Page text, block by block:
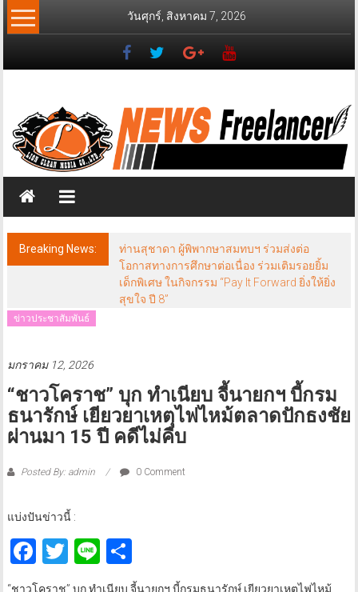
Skip
to
วันศุกร์, สิงหาคม 7, 2026
News
Freelancer
วส์
ฟรี
แลน
เซอร์
Breaking News:
ท่านสุชาดา ผู้พิพากษาสมทบฯ ร่วมส่งต่อ
โอกาสทางการศึกษาต่อเนื่อง ร่วมเติมรอยยิ้ม
เด็กพิเศษ ในกิจกรรม “Pay It Forward ยิ่งให้ยิ่ง
สุขใจ ปี 8”
ข่าวประชาสัมพันธ์
มกราคม 12, 2026
“ชาวโคราช” บุก ทำเนียบ จี้นายกฯ บี้กรม
ธนารักษ์ เยียวยาเหตุไฟไหม้ตลาดปักธงชัย
ผ่านมา 15 ปี คดีไม่คืบ
Posted By: admin 0 Comment
แบ่งปันข่าวนี้ :
Facebook
Twitter
LineShare
“ชาวโคราช” บุก ทำเนียบ จี้นายกฯ บี้กรมธนารักษ์ เยียวยาเหตุไฟไหม้